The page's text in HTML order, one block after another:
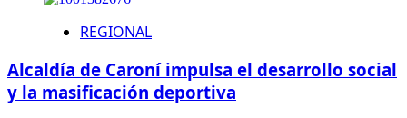
REGIONAL
Alcaldía de Caroní impulsa el desarrollo social
y la masificación deportiva